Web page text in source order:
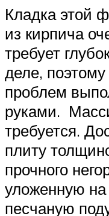
Кладка этой
из кирпича
требует
деле,
проблем
руками.
требуется.
плиту
прочного
уложенную
песчаную